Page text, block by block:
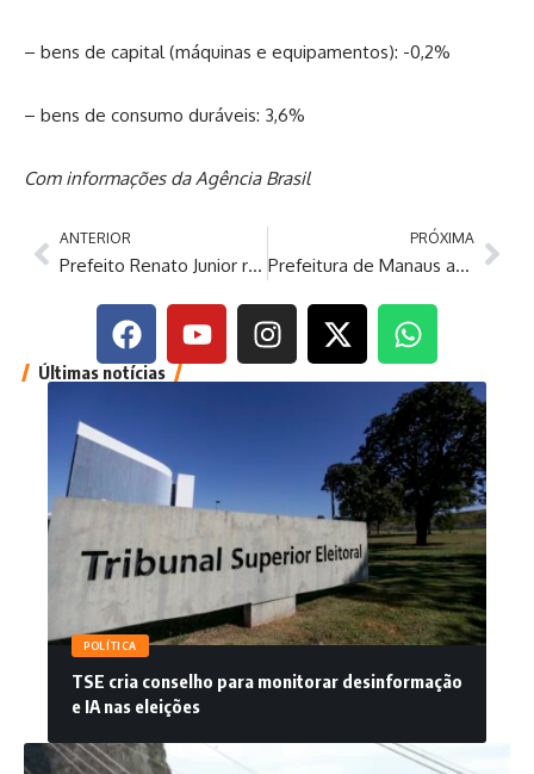
– bens de capital (máquinas e equipamentos): -0,2%
– bens de consumo duráveis: 3,6%
Com informações da Agência Brasil
ANTERIOR
Prefeito Renato Junior reafirma subsídio ao transporte alternativo e cobra melhoria no serviço
PRÓXIMA
Prefeitura de Manaus avança com recuperação asfáltica e nova ligação viária na zona Norte
Últimas notícias
POLÍTICA
TSE cria conselho para monitorar desinformação
e IA nas eleições